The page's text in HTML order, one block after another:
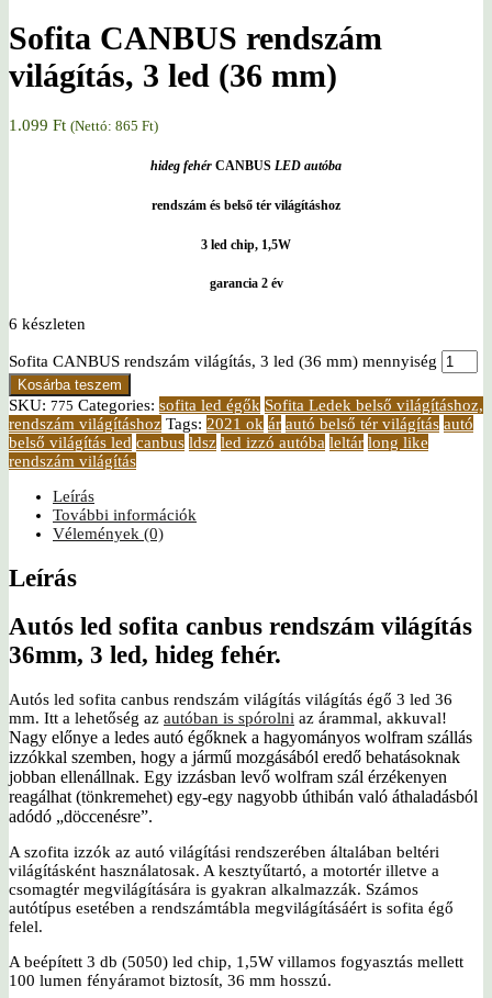
Sofita CANBUS rendszám
világítás, 3 led (36 mm)
1.099 Ft (Nettó: 865 Ft)
hideg fehér CANBUS LED autóba
rendszám és belső tér világításhoz
3 led chip, 1,5W
garancia 2 év
6 készleten
Sofita CANBUS rendszám világítás, 3 led (36 mm) mennyiség
Kosárba teszem
SKU: 775 Categories: sofita led égők Sofita Ledek belső világításhoz,
rendszám világításhoz Tags: 2021 ok ár autó belső tér világítás autó
belső világítás led canbus ldsz led izzó autóba leltár long like
rendszám világítás
Leírás
További információk
Vélemények (0)
Leírás
Autós led sofita canbus rendszám világítás
36mm, 3 led, hideg fehér.
Autós led sofita canbus rendszám világítás világítás égő 3 led 36
mm. Itt a lehetőség az autóban is spórolni az árammal, akkuval!
Nagy előnye a ledes autó égőknek a hagyományos wolfram szállás
izzókkal szemben, hogy a jármű mozgásából eredő behatásoknak
jobban ellenállnak. Egy izzásban levő wolfram szál érzékenyen
reagálhat (tönkremehet) egy-egy nagyobb úthibán való áthaladásból
adódó „döccenésre”.
A szofita izzók az autó világítási rendszerében általában beltéri
világításként használatosak. A kesztyűtartó, a motortér illetve a
csomagtér megvilágítására is gyakran alkalmazzák. Számos
autótípus esetében a rendszámtábla megvilágításáért is sofita égő
felel.
A beépített 3 db (5050) led chip, 1,5W villamos fogyasztás mellett
100 lumen fényáramot biztosít, 36 mm hosszú.